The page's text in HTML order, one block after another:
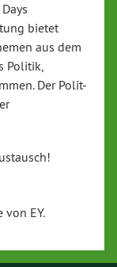
bietet
aus dem
Politik,
Der Polit-
EY.